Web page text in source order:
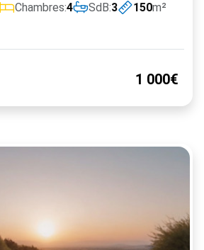
Chambres:4 SdB:3 150m²
1 000€